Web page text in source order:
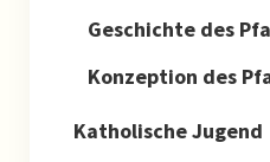
Geschichte des
Konzeption des
Katholische Jugend